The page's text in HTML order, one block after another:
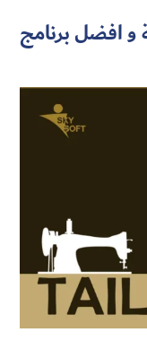
و افضل برنامج